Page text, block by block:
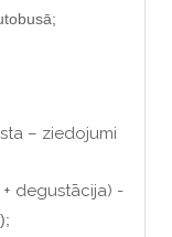
– ziedojumi
+ degustācija) -